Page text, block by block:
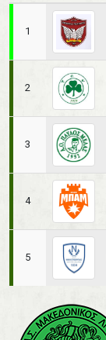
1
2
3
4
5